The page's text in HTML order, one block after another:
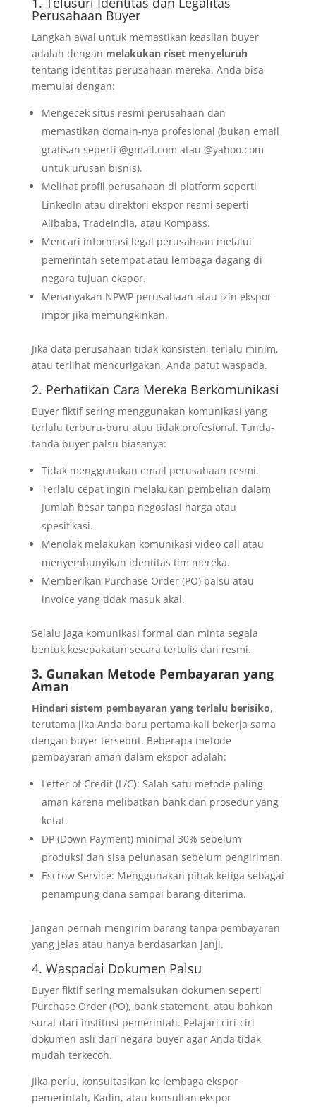
Perusahaan Buyer
Langkah awal untuk memastikan keaslian buyer
adalah dengan melakukan riset menyeluruh
tentang identitas perusahaan mereka. Anda bisa
memulai dengan:
Mengecek situs resmi perusahaan dan
memastikan domain-nya profesional (bukan email
gratisan seperti @gmail.com atau @yahoo.com
untuk urusan bisnis).
Melihat profil perusahaan di platform seperti
LinkedIn atau direktori ekspor resmi seperti
Alibaba, TradeIndia, atau Kompass.
Mencari informasi legal perusahaan melalui
pemerintah setempat atau lembaga dagang di
negara tujuan ekspor.
Menanyakan NPWP perusahaan atau izin ekspor-
impor jika memungkinkan.
Jika data perusahaan tidak konsisten, terlalu minim,
atau terlihat mencurigakan, Anda patut waspada.
2. Perhatikan Cara Mereka Berkomunikasi
Buyer fiktif sering menggunakan komunikasi yang
terlalu terburu-buru atau tidak profesional. Tanda-
tanda buyer palsu biasanya:
Tidak menggunakan email perusahaan resmi.
Terlalu cepat ingin melakukan pembelian dalam
jumlah besar tanpa negosiasi harga atau
spesifikasi.
Menolak melakukan komunikasi video call atau
menyembunyikan identitas tim mereka.
Memberikan Purchase Order (PO) palsu atau
invoice yang tidak masuk akal.
Selalu jaga komunikasi formal dan minta segala
bentuk kesepakatan secara tertulis dan resmi.
3. Gunakan Metode Pembayaran yang
Aman
Hindari sistem pembayaran yang terlalu berisiko,
terutama jika Anda baru pertama kali bekerja sama
dengan buyer tersebut. Beberapa metode
pembayaran aman dalam ekspor adalah:
Letter of Credit (L/C): Salah satu metode paling
aman karena melibatkan bank dan prosedur yang
ketat.
DP (Down Payment) minimal 30% sebelum
produksi dan sisa pelunasan sebelum pengiriman.
Escrow Service: Menggunakan pihak ketiga sebagai
penampung dana sampai barang diterima.
Jangan pernah mengirim barang tanpa pembayaran
yang jelas atau hanya berdasarkan janji.
4. Waspadai Dokumen Palsu
Buyer fiktif sering memalsukan dokumen seperti
Purchase Order (PO), bank statement, atau bahkan
surat dari institusi pemerintah. Pelajari ciri-ciri
dokumen asli dari negara buyer agar Anda tidak
mudah terkecoh.
Jika perlu, konsultasikan ke lembaga ekspor
pemerintah, Kadin, atau konsultan ekspor